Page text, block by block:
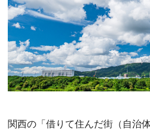
関西の「借りて住んだ街（自治